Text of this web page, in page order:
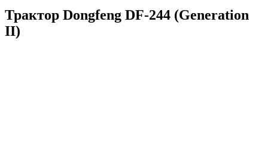
Трактор Dongfeng DF-244 (Generation
II)